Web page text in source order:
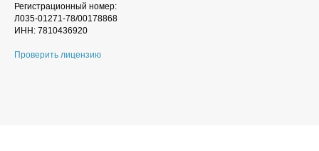
Регистрационный номер:
Л035-01271-78/00178868
ИНН: 7810436920
Проверить лицензию